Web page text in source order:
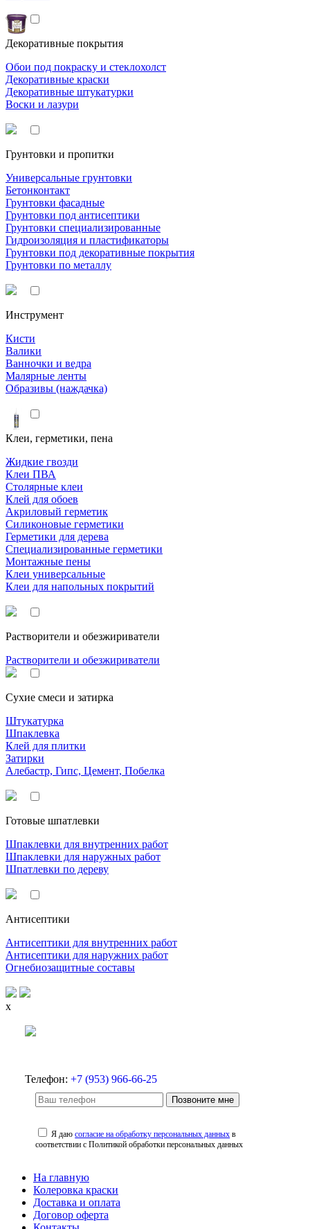
Декоративные покрытия
Обои под покраску и стеклохолст
Декоративные краски
Декоративные штукатурки
Воски и лазури
Грунтовки и пропитки
Универсальные грунтовки
Бетонконтакт
Грунтовки фасадные
Грунтовки под антисептики
Грунтовки специализированные
Гидроизоляция и пластификаторы
Грунтовки под декоративные покрытия
Грунтовки по металлу
Инструмент
Кисти
Валики
Ванночки и ведра
Малярные ленты
Образивы (наждачка)
Клеи, герметики, пена
Жидкие гвозди
Клеи ПВА
Столярные клеи
Клей для обоев
Акриловый герметик
Силиконовые герметики
Герметики для дерева
Специализированные герметики
Монтажные пены
Клеи универсальные
Клеи для напольных покрытий
Растворители и обезжириватели
Растворители и обезжириватели
Сухие смеси и затирка
Штукатурка
Шпаклевка
Клей для плитки
Затирки
Алебастр, Гипс, Цемент, Побелка
Готовые шпатлевки
Шпаклевки для внутренних работ
Шпаклевки для наружных работ
Шпатлевки по дереву
Антисептики
Антисептики для внутренних работ
Антисептики для наружних работ
Огнебиозащитные составы
x
Телефон: +7 (953) 966-66-25
Позвоните мне
Я даюсогласие на обработку персональных данных в
соответствии с Политикой обработки персональных данных
На главную
Колеровка краски
Доставка и оплата
Договор оферта